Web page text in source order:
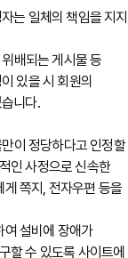
는 일체의 책임을 지지
배되는 게시물 등
있을 시 회원의
니다.
이 정당하다고 인정할
인 사정으로 신속한
쪽지, 전자우편 등을
설비에 장애가
할 수 있도록 사이트에